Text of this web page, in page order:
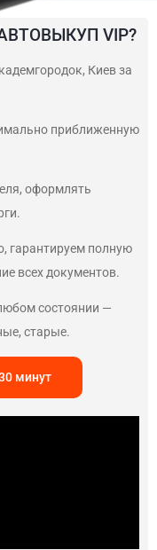
VIP?
Киев за
приближенную
оформлять
гарантируем полную
всех документов.
состоянии —
старые.
минут